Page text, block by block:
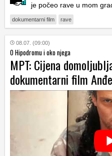
je počeo rave u mom
dokumentarni film rave
08.07. (09:00)
O Hipodromu i oko njega
MPT: Cijena
dokumentarni film